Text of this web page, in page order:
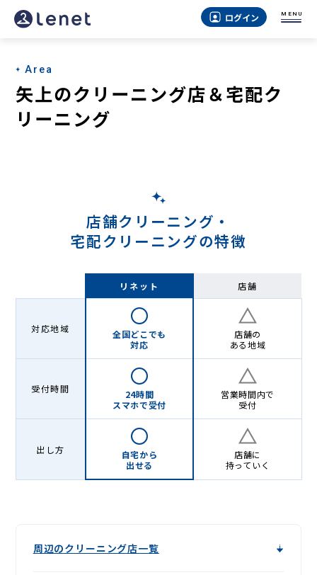
矢
の
宅
Lenet〈リ
ト〉
ログイン MENU
Area
矢上のクリーニング店＆宅配ク
リーニング
店舗クリーニング・
宅配クリーニングの特徴
リネット 店舗
対応地域
全国どこでも
対応
店舗の
ある地域
受付時間
24時間
スマホで受付
営業時間内で
受付
出し方
自宅から
出せる
店舗に
持っていく
周辺のクリーニング店一覧